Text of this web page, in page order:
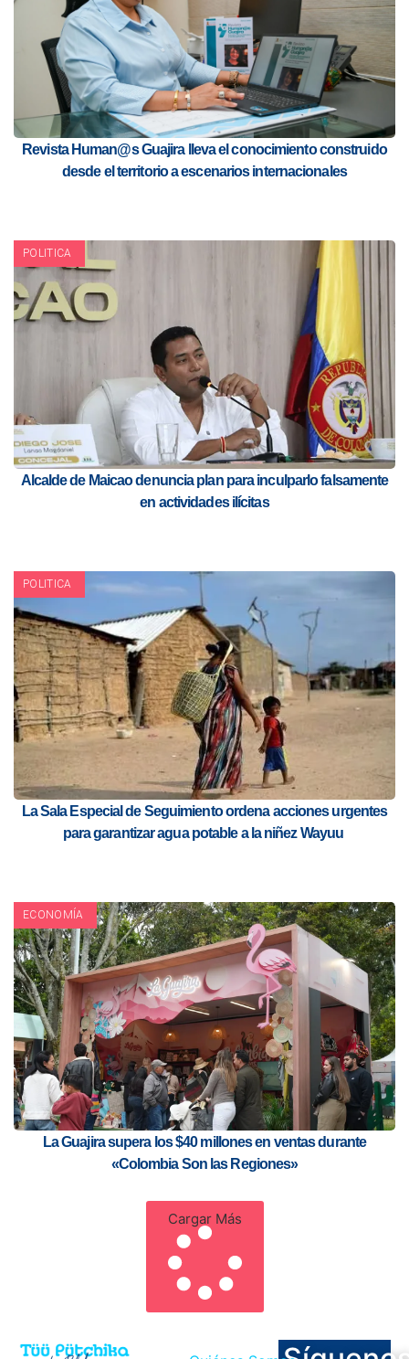
Revista Human@s Guajira lleva el conocimiento construido
desde el territorio a escenarios internacionales
POLITICA
Alcalde de Maicao denuncia plan para inculparlo falsamente
en actividades ilícitas
POLITICA
La Sala Especial de Seguimiento ordena acciones urgentes
para garantizar agua potable a la niñez Wayuu
ECONOMÍA
La Guajira supera los $40 millones en ventas durante
«Colombia Son las Regiones»
Cargar Más